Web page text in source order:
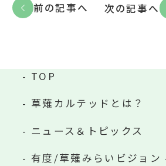
前の記事へ 次の記事へ
TOP
草薙カルテッドとは？
ニュース＆トピックス
有度/草薙みらいビジョン